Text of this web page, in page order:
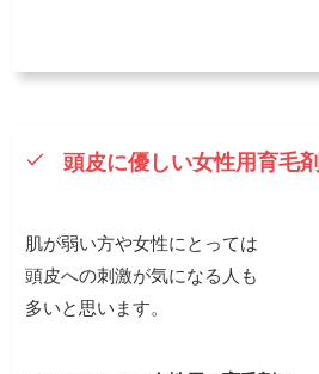
頭皮に優しい女性用育毛剤
肌が弱い方や女性にとっては
頭皮への刺激が気になる人も
多いと思います。